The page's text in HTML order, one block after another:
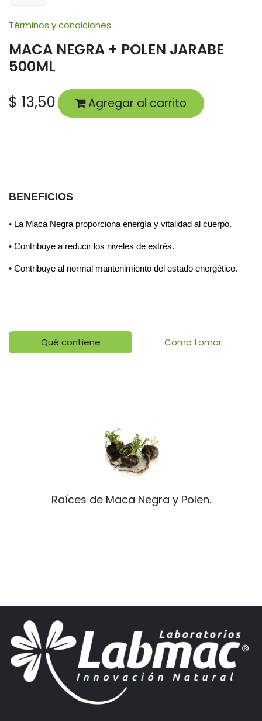
Términos y condiciones
MACA NEGRA + POLEN JARABE
500ML
$ 13,50 Agregar al carrito
BENEFICIOS
• La Maca Negra proporciona energía y vitalidad al cuerpo.
• Contribuye a reducir los niveles de estrés.
• Contribuye al normal mantenimiento del estado energético.
Qué contiene Como tomar
Raíces de Maca Negra y Polen.